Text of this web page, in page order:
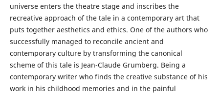
universe enters the theatre stage and inscribes the
recreative approach of the tale in a contemporary art that
puts together aesthetics and ethics. One of the authors who
successfully managed to reconcile ancient and
contemporary culture by transforming the canonical
scheme of this tale is Jean-Claude Grumberg. Being a
contemporary writer who finds the creative substance of his
work in his childhood memories and in the painful